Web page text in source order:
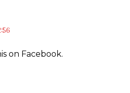
on Facebook.